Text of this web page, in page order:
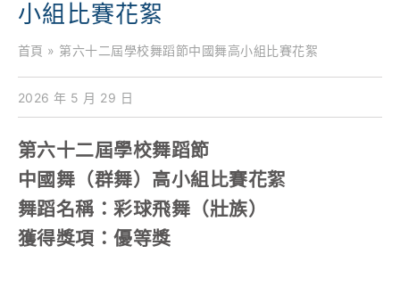
小組比賽花絮
首頁 » 第六十二屆學校舞蹈節中國舞高小組比賽花絮
2026 年 5 月 29 日
第六十二屆學校舞蹈節
中國舞（群舞）高小組比賽花絮
舞蹈名稱：彩球飛舞（壯族）
獲得獎項：優等獎